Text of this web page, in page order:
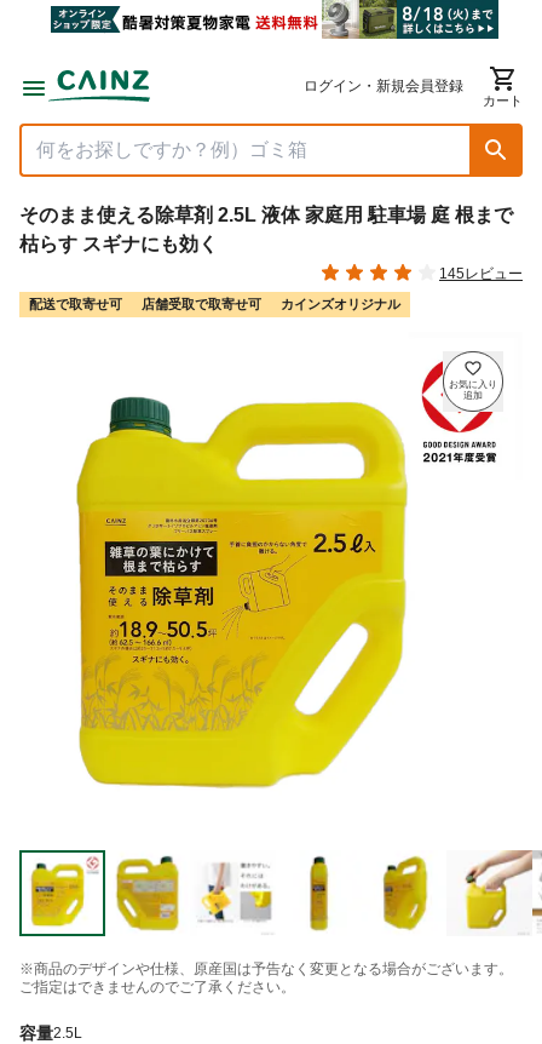
ログイン・新規会員登録
カート
そのまま使える除草剤 2.5L 液体 家庭用 駐車場 庭 根まで
枯らす スギナにも効く
145レビュー
配送で取寄せ可 店舗受取で取寄せ可 カインズオリジナル
※商品のデザインや仕様、原産国は予告なく変更となる場合がございます。
ご指定はできませんのでご了承ください。
容量2.5L